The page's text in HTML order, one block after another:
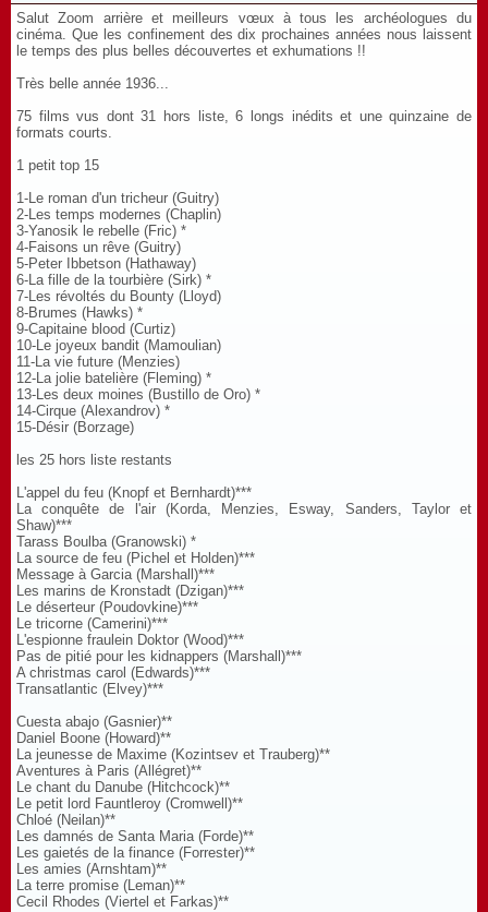
Salut Zoom arrière et meilleurs vœux à tous les archéologues du
cinéma. Que les confinement des dix prochaines années nous laissent
le temps des plus belles découvertes et exhumations !!
Très belle année 1936...
75 films vus dont 31 hors liste, 6 longs inédits et une quinzaine de
formats courts.
1 petit top 15
1-Le roman d'un tricheur (Guitry)
2-Les temps modernes (Chaplin)
3-Yanosik le rebelle (Fric) *
4-Faisons un rêve (Guitry)
5-Peter Ibbetson (Hathaway)
6-La fille de la tourbière (Sirk) *
7-Les révoltés du Bounty (Lloyd)
8-Brumes (Hawks) *
9-Capitaine blood (Curtiz)
10-Le joyeux bandit (Mamoulian)
11-La vie future (Menzies)
12-La jolie batelière (Fleming) *
13-Les deux moines (Bustillo de Oro) *
14-Cirque (Alexandrov) *
15-Désir (Borzage)
les 25 hors liste restants
L'appel du feu (Knopf et Bernhardt)***
La conquête de l'air (Korda, Menzies, Esway, Sanders, Taylor et
Shaw)***
Tarass Boulba (Granowski) *
La source de feu (Pichel et Holden)***
Message à Garcia (Marshall)***
Les marins de Kronstadt (Dzigan)***
Le déserteur (Poudovkine)***
Le tricorne (Camerini)***
L'espionne fraulein Doktor (Wood)***
Pas de pitié pour les kidnappers (Marshall)***
A christmas carol (Edwards)***
Transatlantic (Elvey)***
Cuesta abajo (Gasnier)**
Daniel Boone (Howard)**
La jeunesse de Maxime (Kozintsev et Trauberg)**
Aventures à Paris (Allégret)**
Le chant du Danube (Hitchcock)**
Le petit lord Fauntleroy (Cromwell)**
Chloé (Neilan)**
Les damnés de Santa Maria (Forde)**
Les gaietés de la finance (Forrester)**
Les amies (Arnshtam)**
La terre promise (Leman)**
Cecil Rhodes (Viertel et Farkas)**